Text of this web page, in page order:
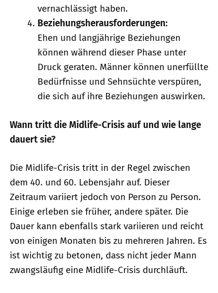
vernachlässigt haben.
Beziehungsherausforderungen:
Ehen und langjährige Beziehungen
können während dieser Phase unter
Druck geraten. Männer können unerfüllte
Bedürfnisse und Sehnsüchte verspüren,
die sich auf ihre Beziehungen auswirken.
Wann tritt die Midlife-Crisis auf und wie lange
dauert sie?
Die Midlife-Crisis tritt in der Regel zwischen
dem 40. und 60. Lebensjahr auf. Dieser
Zeitraum variiert jedoch von Person zu Person.
Einige erleben sie früher, andere später. Die
Dauer kann ebenfalls stark variieren und reicht
von einigen Monaten bis zu mehreren Jahren. Es
ist wichtig zu betonen, dass nicht jeder Mann
zwangsläufig eine Midlife-Crisis durchläuft.